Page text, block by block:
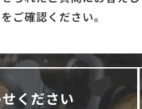
ください